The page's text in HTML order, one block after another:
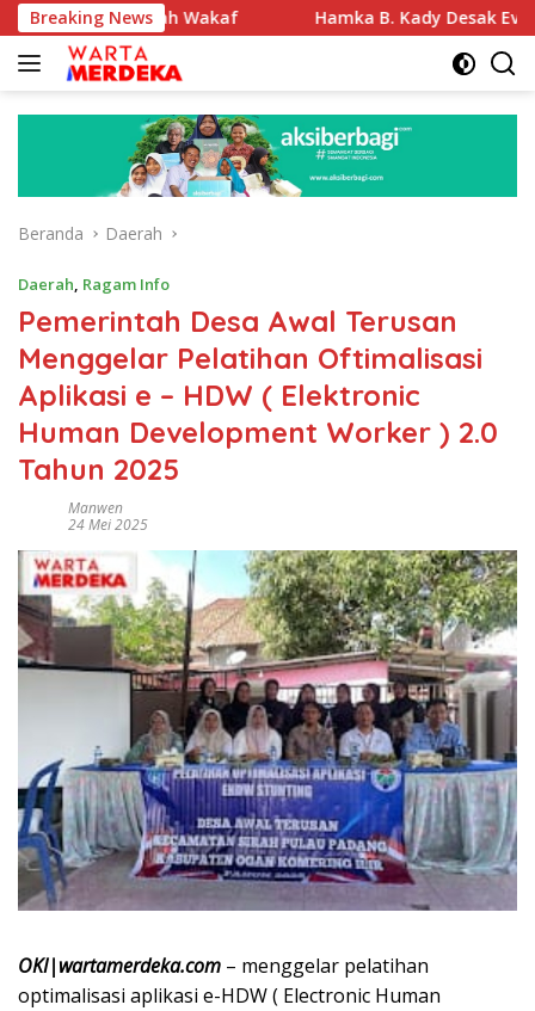
Langsung
ke
konten
Breaking News
Tanah Wakaf Hamka B. Kady Desak Evaluasi
Beranda Daerah
Daerah, Ragam Info
Pemerintah Desa Awal Terusan
Menggelar Pelatihan Oftimalisasi
Aplikasi e – HDW ( Elektronic
Human Development Worker ) 2.0
Tahun 2025
Manwen
24 Mei 2025
OKI|wartamerdeka.com – menggelar pelatihan
optimalisasi aplikasi e-HDW ( Electronic Human